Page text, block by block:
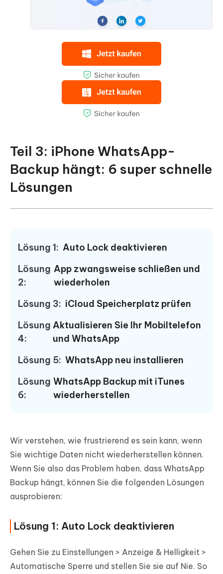
Teil 3: iPhone WhatsApp-
Backup hängt: 6 super schnelle
Lösungen
Lösung 1: Auto Lock deaktivieren
Lösung
2:
App zwangsweise schließen und
wiederholen
Lösung 3: iCloud Speicherplatz prüfen
Lösung
4:
Aktualisieren Sie Ihr Mobiltelefon
und WhatsApp
Lösung 5: WhatsApp neu installieren
Lösung
6:
WhatsApp Backup mit iTunes
wiederherstellen
Wir verstehen, wie frustrierend es sein kann, wenn
Sie wichtige Daten nicht wiederherstellen können.
Wenn Sie also das Problem haben, dass WhatsApp
Backup hängt, können Sie die folgenden Lösungen
ausprobieren:
Lösung 1: Auto Lock deaktivieren
Gehen Sie zu Einstellungen > Anzeige & Helligkeit >
Automatische Sperre und stellen Sie sie auf Nie. So